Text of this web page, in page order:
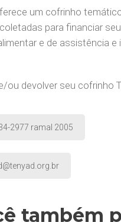
um cofrinho
para financiar
e de assistência e
ou devolver seu cofrinho
2977 ramal 2005
também